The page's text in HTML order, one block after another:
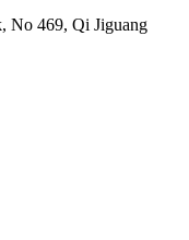
No 469, Qi Jiguang